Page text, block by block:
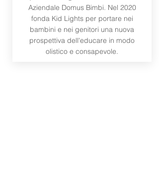
Aziendale Domus Bimbi. Nel 2020
fonda Kid Lights per portare nei
bambini e nei genitori una nuova
prospettiva dell'educare in modo
olistico e consapevole.